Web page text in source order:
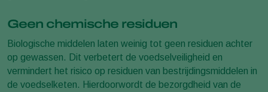
Geen chemische residuen
Biologische middelen laten weinig tot geen residuen achter
op gewassen. Dit verbetert de voedselveiligheid en
vermindert het risico op residuen van bestrijdingsmiddelen in
de voedselketen. Hierdoorwordt de bezorgdheid van de